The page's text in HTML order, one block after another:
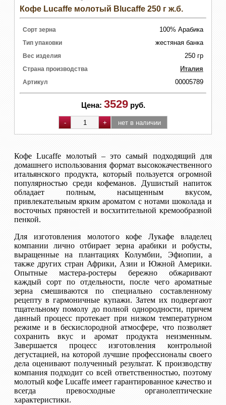
Кофе Lucaffe молотый Blucaffe 250 г ж.б.
Сорт зерна 100% Арабика
Тип упаковки жестяная банка
Вес изделия 250 гр
Страна производства Италия
Артикул 00005789
Цена: 3529 руб.
Кофе Lucaffe молотый – это самый подходящий для
домашнего использования формат высококачественного
итальянского продукта, который пользуется огромной
популярностью среди кофеманов. Душистый напиток
обладает полным, насыщенным вкусом,
привлекательным ярким ароматом с нотами шоколада и
восточных пряностей и восхитительной кремообразной
пенкой.
Для изготовления молотого кофе Лукафе владелец
компании лично отбирает зерна арабики и робусты,
выращенные на плантациях Колумбии, Эфиопии, а
также других стран Африки, Азии и Южной Америки.
Опытные мастера-ростеры бережно обжаривают
каждый сорт по отдельности, после чего ароматные
зерна смешиваются по специально составленному
рецепту в гармоничные купажи. Затем их подвергают
тщательному помолу до полной однородности, причем
данный процесс протекает при низком температурном
режиме и в бескислородной атмосфере, что позволяет
сохранить вкус и аромат продукта неизменным.
Завершается процесс изготовления контрольной
дегустацией, на которой лучшие профессионалы своего
дела оценивают полученный результат. К производству
компания подходит со всей ответственностью, поэтому
молотый кофе Lucaffe имеет гарантированное качество и
всегда превосходные органолептические
характеристики.